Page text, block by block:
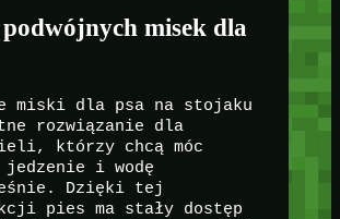
misek dla
miski dla psa na stojaku
rozwiązanie dla
którzy chcą móc
jedzenie i wodę
Dzięki tej
pies ma stały dostęp